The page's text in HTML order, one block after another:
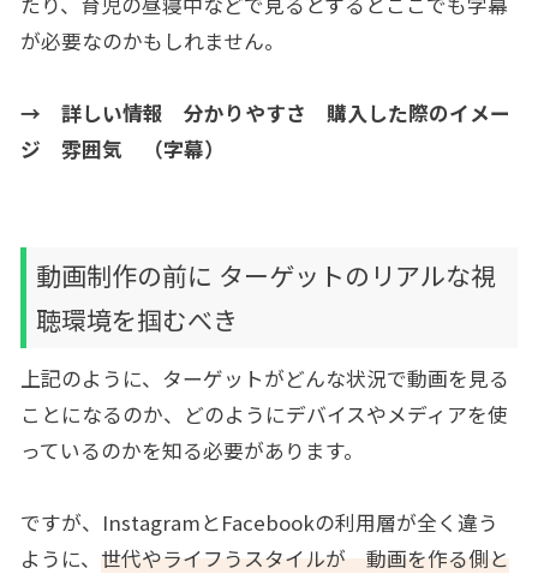
が必要なのかもしれません。
→ 詳しい情報 分かりやすさ 購入した際のイメー
ジ 雰囲気 （字幕）
動画制作の前に ターゲットのリアルな視
聴環境を掴むべき
上記のように、ターゲットがどんな状況で動画を見る
ことになるのか、どのようにデバイスやメディアを使
っているのかを知る必要があります。
ですが、InstagramとFacebookの利用層が全く違う
ように、 世代やライフうスタイルが 動画を作る側と